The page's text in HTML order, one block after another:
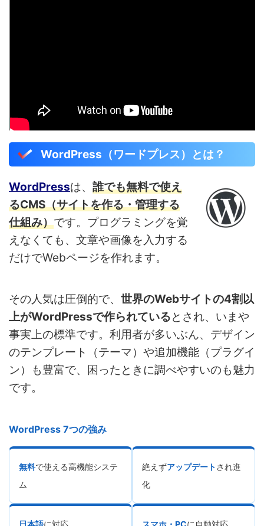
WordPress（ワードプレス）とは？
WordPressは、 誰でも無料で使え
るCMS（サイトを作る・管理する
仕組み）です。プログラミングを覚
えなくても、文章や画像を入力する
だけでWebページを作れます。
その人気は圧倒的で、 世界のWebサイトの4割以
上がWordPressで作られているとされ、いまや
事実上の標準です。利用者が多いぶん、デザイン
のテンプレート（テーマ）や追加機能（プラグイ
ン）も豊富で、困ったときに調べやすいのも魅力
です。
WordPress 7つの強み
無料で使える高機能システ
ム
絶えずアップデートされ進
化